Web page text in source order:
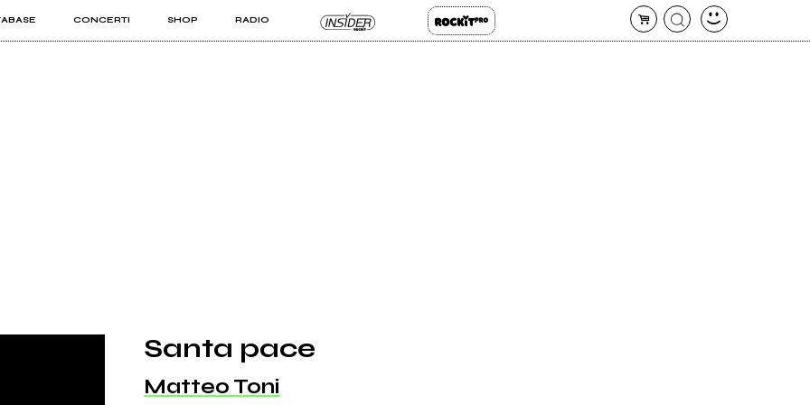
CONCERTI SHOP RADIO
PRO
Santa pace
Matteo Toni